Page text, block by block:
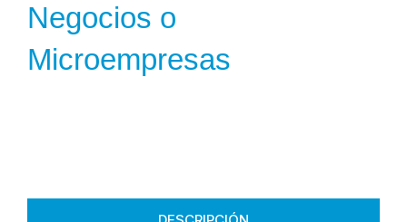
Negocios o
Microempresas